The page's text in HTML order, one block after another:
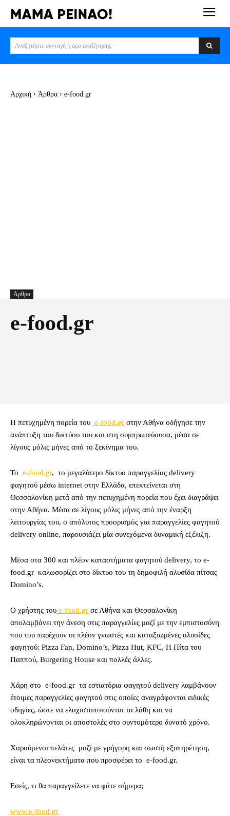
Αναζητήστε συνταγή ή όρο αναζήτησης
Αρχική Άρθρα e-food.gr
Άρθρα
e-food.gr
Η πετυχημένη πορεία του e-food.gr στην Αθήνα οδήγησε την
ανάπτυξη του δικτύου του και στη συμπρωτεύουσα, μέσα σε
λίγους μόλις μήνες από το ξεκίνημα του.
Το e-food.gr, το μεγαλύτερο δίκτυο παραγγελίας delivery
φαγητού μέσω internet στην Ελλάδα, επεκτείνεται στη
Θεσσαλονίκη μετά από την πετυχημένη πορεία που έχει διαγράψει
στην Αθήνα. Μέσα σε λίγους μόλις μήνες από την έναρξη
λειτουργίας του, ο απόλυτος προορισμός για παραγγελίες φαγητού
delivery online, παρουσιάζει μία συνεχόμενα δυναμική εξέλιξη.
Μέσα στα 300 και πλέον καταστήματα φαγητού delivery, το e-
food.gr καλωσορίζει στο δίκτυο του τη δημοφιλή αλυσίδα πίτσας
Domino’s.
Ο χρήστης του e-food.gr σε Αθήνα και Θεσσαλονίκη
απολαμβάνει την άνεση στις παραγγελίες μαζί με την εμπιστοσύνη
που του παρέχουν οι πλέον γνωστές και καταξιωμένες αλυσίδες
φαγητού: Pizza Fan, Domino’s, Pizza Hut, KFC, Η Πίτα του
Παππού, Burgering House και πολλές άλλες.
Χάρη στο e-food.gr τα εστιατόρια φαγητού delivery λαμβάνουν
έτοιμες παραγγελίες φαγητού στις οποίες αναγράφονται ειδικές
οδηγίες, ώστε να ελαχιστοποιούνται τα λάθη και να
ολοκληρώνονται οι αποστολές στο συντομότερο δυνατό χρόνο.
Χαρούμενοι πελάτες μαζί με γρήγορη και σωστή εξυπηρέτηση,
είναι τα πλεονεκτήματα που προσφέρει το e-food.gr.
Εσείς, τι θα παραγγείλετε να φάτε σήμερα;
www.e-food.gr